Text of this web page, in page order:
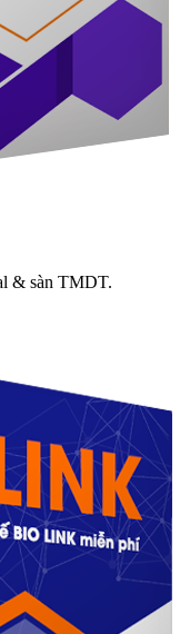
& sàn TMDT.